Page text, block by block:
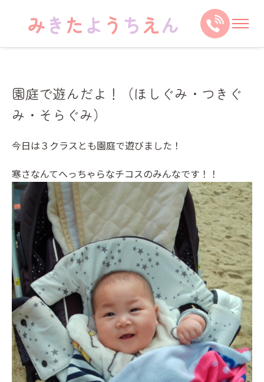
園庭で遊んだよ！（ほしぐみ・つきぐ
み・そらぐみ）
今日は３クラスとも園庭で遊びました！
寒さなんてへっちゃらなチコスのみんなです！！